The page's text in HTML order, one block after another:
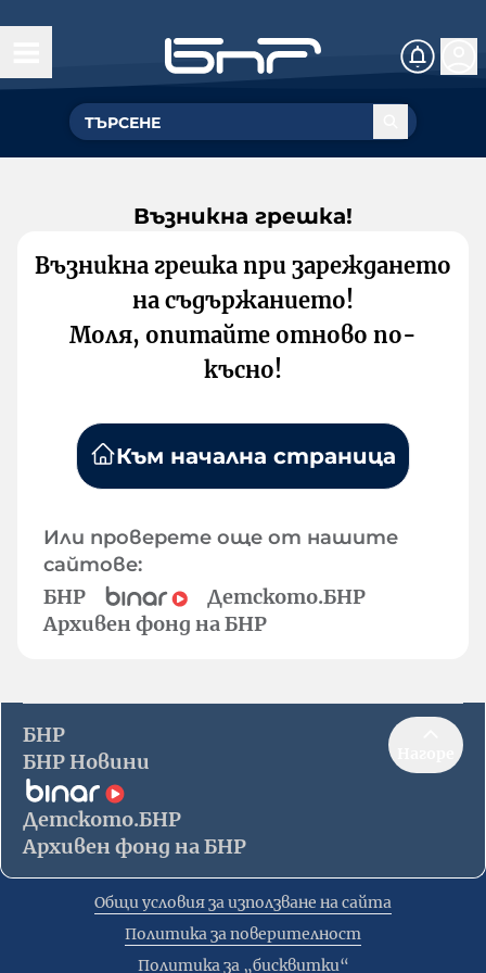
Възникна грешка!
Възникна грешка при зареждането
на съдържанието!
Моля, опитайте отново по-
късно!
Към начална страница
Или проверете още от нашите
сайтове:
БНР
Детското.БНР
Архивен фонд на БНР
БНР
БНР Новини
Детското.БНР
Архивен фонд на БНР
Общи условия за използване на сайта
Политика за поверителност
Политика за „бисквитки“